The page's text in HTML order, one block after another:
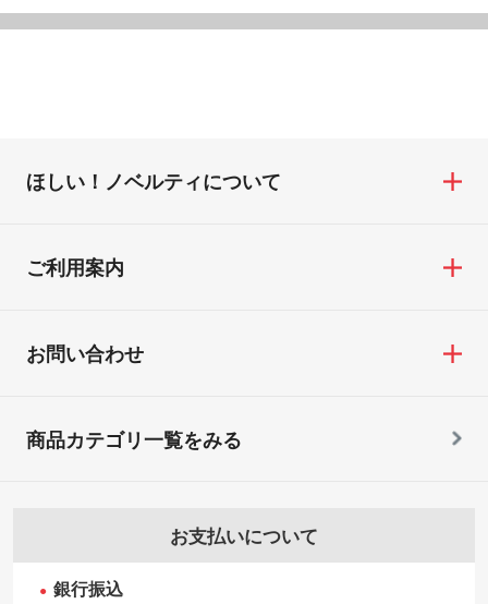
ほしい！ノベルティについて
ご利用案内
お問い合わせ
お支払いについて
銀行振込
商品カテゴリ一覧をみる